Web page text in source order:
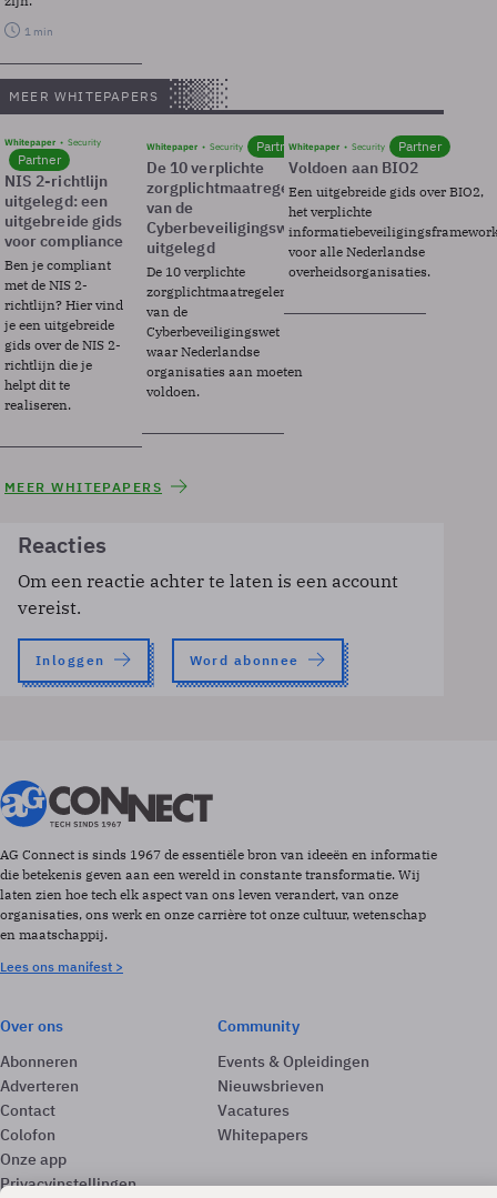
1 min
MEER WHITEPAPERS
Whitepaper Security
Partner
NIS 2-richtlijn
uitgelegd: een
uitgebreide gids
voor compliance
Ben je compliant
met de NIS 2-
richtlijn? Hier vind
je een uitgebreide
gids over de NIS 2-
richtlijn die je
helpt dit te
realiseren.
Whitepaper Security Partner
De 10 verplichte
zorgplichtmaatregelen
van de
Cyberbeveiligingswet
uitgelegd
De 10 verplichte
zorgplichtmaatregelen
van de
Cyberbeveiligingswet
waar Nederlandse
organisaties aan moeten
voldoen.
Whitepaper Security Partner
Voldoen aan BIO2
Een uitgebreide gids over BIO2,
het verplichte
voor alle Nederlandse
overheidsorganisaties.
MEER WHITEPAPERS
Reacties
Om een reactie achter te laten is een account
vereist.
Inloggen Word abonnee
AG Connect is sinds 1967 de essentiële bron van ideeën en informatie
die betekenis geven aan een wereld in constante transformatie. Wij
laten zien hoe tech elk aspect van ons leven verandert, van onze
organisaties, ons werk en onze carrière tot onze cultuur, wetenschap
en maatschappij.
Lees ons manifest >
Over ons
Abonneren
Adverteren
Contact
Colofon
Onze app
Privacyinstellingen
Community
Events & Opleidingen
Nieuwsbrieven
Vacatures
Whitepapers